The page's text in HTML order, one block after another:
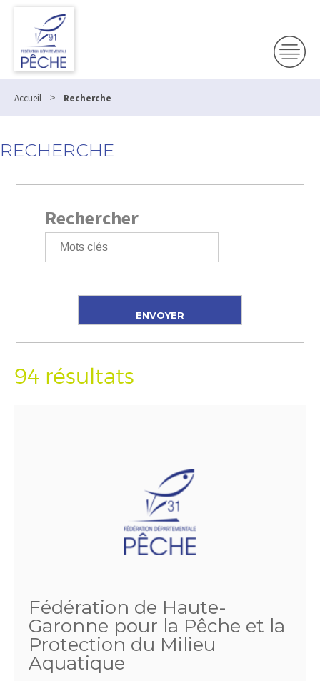
Accueil > Recherche
RECHERCHE
Rechercher
94 résultats
Fédération de Haute-
Garonne pour la Pêche et la
Protection du Milieu
Aquatique